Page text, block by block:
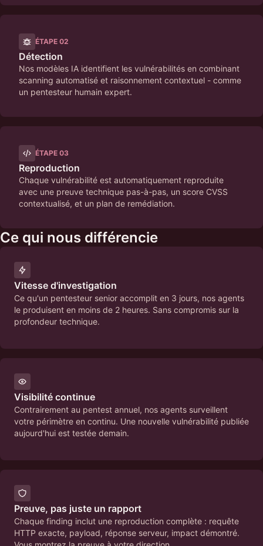
ÉTAPE 02
Détection
Nos modèles IA identifient les vulnérabilités en combinant
scanning automatisé et raisonnement contextuel - comme
un pentesteur humain expert.
ÉTAPE 03
Reproduction
Chaque vulnérabilité est automatiquement reproduite
avec une preuve technique pas-à-pas, un score CVSS
contextualisé, et un plan de remédiation.
Ce qui nous différencie
Vitesse d'investigation
Ce qu'un pentesteur senior accomplit en 3 jours, nos agents
le produisent en moins de 2 heures. Sans compromis sur la
profondeur technique.
Visibilité continue
Contrairement au pentest annuel, nos agents surveillent
votre périmètre en continu. Une nouvelle vulnérabilité publiée
aujourd'hui est testée demain.
Preuve, pas juste un rapport
Chaque finding inclut une reproduction complète : requête
HTTP exacte, payload, réponse serveur, impact démontré.